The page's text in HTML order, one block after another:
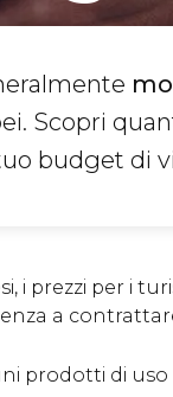
Scopri
budget di
i prezzi per i
a
prodotti di